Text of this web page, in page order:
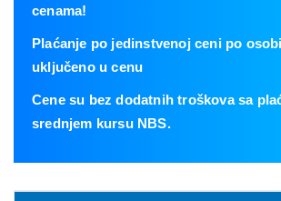
cenama!
Plaćanje po jedinstvenoj ceni po
uključeno u cenu
Cene su bez dodatnih troškova sa
srednjem kursu NBS.